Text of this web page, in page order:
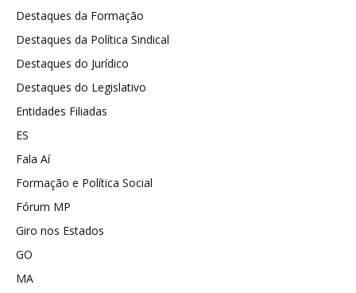
Destaques da Formação
Destaques da Política Sindical
Destaques do Jurídico
Destaques do Legislativo
Entidades Filiadas
ES
Fala Aí
Formação e Política Social
Fórum MP
Giro nos Estados
GO
MA